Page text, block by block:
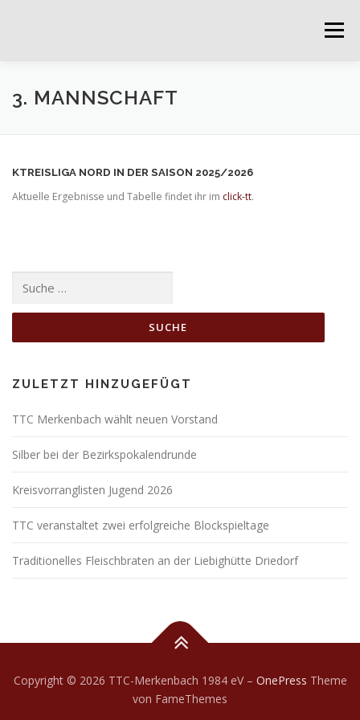
Menü
3. MANNSCHAFT
KTREISLIGA NORD IN DER SAISON 2025/2026
Aktuelle Ergebnisse und Tabelle findet ihr im click-tt.
ZULETZT HINZUGEFÜGT
TTC Merkenbach wählt neuen Vorstand
Silber bei der Bezirkspokalendrunde
Kreisvorranglisten Jugend 2026
TTC veranstaltet zwei erfolgreiche Blockspieltage
Traditionelles Fleischbraten an der Liebighütte Driedorf
Copyright © 2026 TTC-Merkenbach 1984 eV – OnePress Theme
von FameThemes